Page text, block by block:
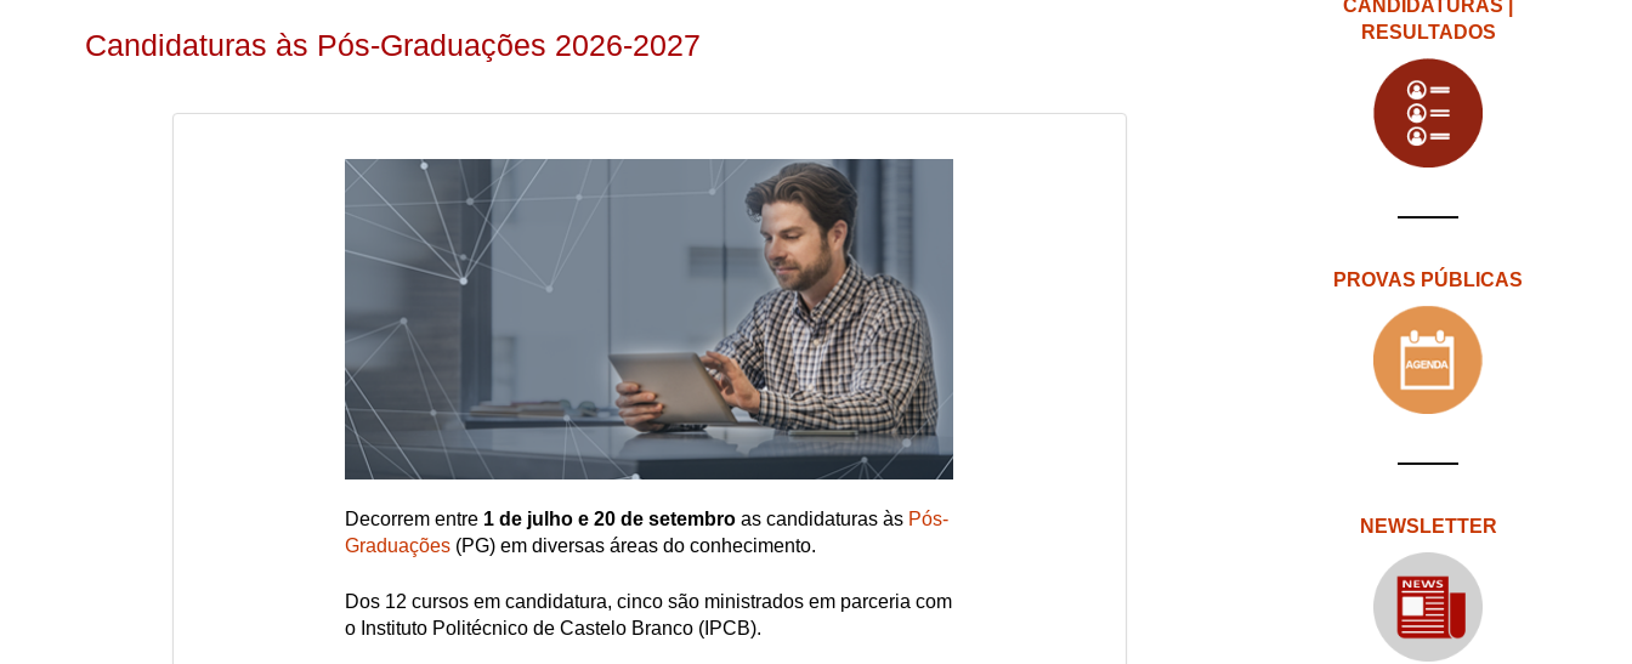
Candidaturas às Pós-Graduações 2026-2027
Decorrem entre 1 de julho e 20 de setembroas candidaturas às Pós-
Graduações(PG) em diversas áreas do conhecimento.
Dos 12 cursos em candidatura, cinco são ministrados em parceria com
o Instituto Politécnico de Castelo Branco (IPCB).
CANDIDATURAS |
RESULTADOS
PROVAS PÚBLICAS
NEWSLETTER